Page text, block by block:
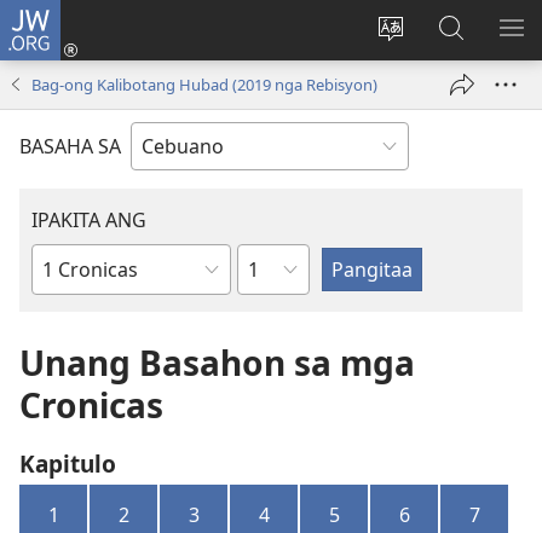
JW.ORG
Ilisi
pinulongan
sa
site
Log
open
ug
Pangitaa
sa
JW.ORG
Bag-ong Kalibotang Hubad (2019 nga Rebisyon)
BASAHA SA
IPAKITA ANG
Basahon
Bibliya
Kapitulo
Unang Basahon sa mga
Cronicas
Kapitulo
1 2 3 4 5 6 7